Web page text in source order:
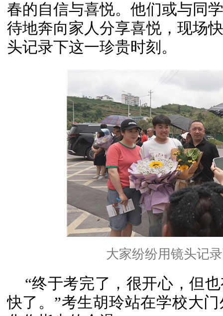
春的自信与喜悦。他们或与同
待地奔向家人分享喜悦，现场
头记录下这一珍贵时刻。
大家纷纷用镜头记
“终于考完了，很开心，但
快了。”考生胡玲站在学校大